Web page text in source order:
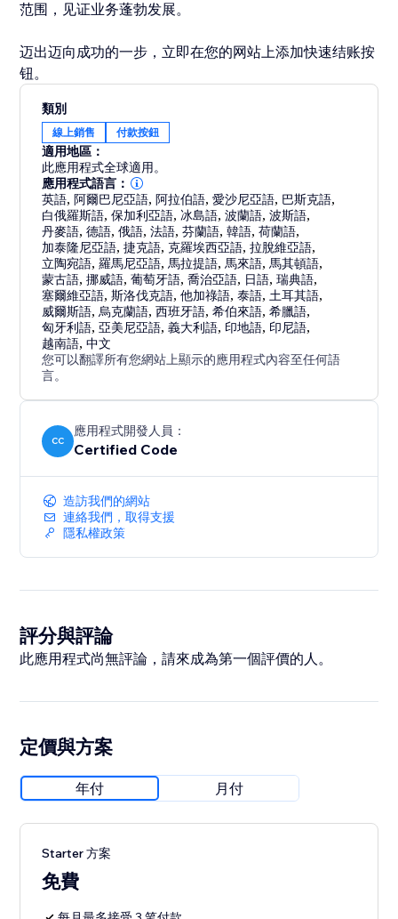
范围，见证业务蓬勃发展。
迈出迈向成功的一步，立即在您的网站上添加快速结账按
钮。
類別
線上銷售 付款按鈕
適用地區：
此應用程式全球適用。
應用程式語言：
英語,阿爾巴尼亞語,阿拉伯語,愛沙尼亞語, 巴斯克語,
白俄羅斯語,保加利亞語, 冰島語,波蘭語,波斯語,
丹麥語,德語,俄語,法語,芬蘭語,韓語,荷蘭語,
加泰隆尼亞語,捷克語,克羅埃西亞語,拉脫維亞語,
立陶宛語,羅馬尼亞語, 馬拉提語, 馬來語, 馬其頓語,
蒙古語,挪威語,葡萄牙語,喬治亞語, 日語,瑞典語,
塞爾維亞語,斯洛伐克語,他加祿語,泰語, 土耳其語,
威爾斯語, 烏克蘭語,西班牙語,希伯來語,希臘語,
匈牙利語,亞美尼亞語,義大利語, 印地語, 印尼語,
越南語,中文
您可以翻譯所有您網站上顯示的應用程式內容至任何語
言。
CC
應用程式開發人員：
Certified Code
造訪我們的網站
連絡我們，取得支援
隱私權政策
評分與評論
此應用程式尚無評論，請來成為第一個評價的人。
定價與方案
年付 月付
Starter 方案
免費